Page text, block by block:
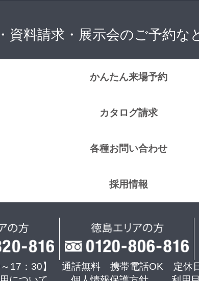
資料請求・展示会のご予約な
かんたん来場予約
カタログ請求
各種お問い合わせ
採用情報
～17：30】 通話無料 携帯電話OK
定休